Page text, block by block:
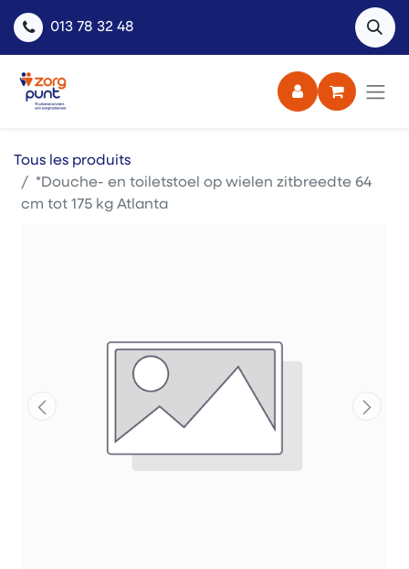
013 78 32 48
Tous les produits
*Douche- en toiletstoel op wielen zitbreedte 64
cm tot 175 kg Atlanta